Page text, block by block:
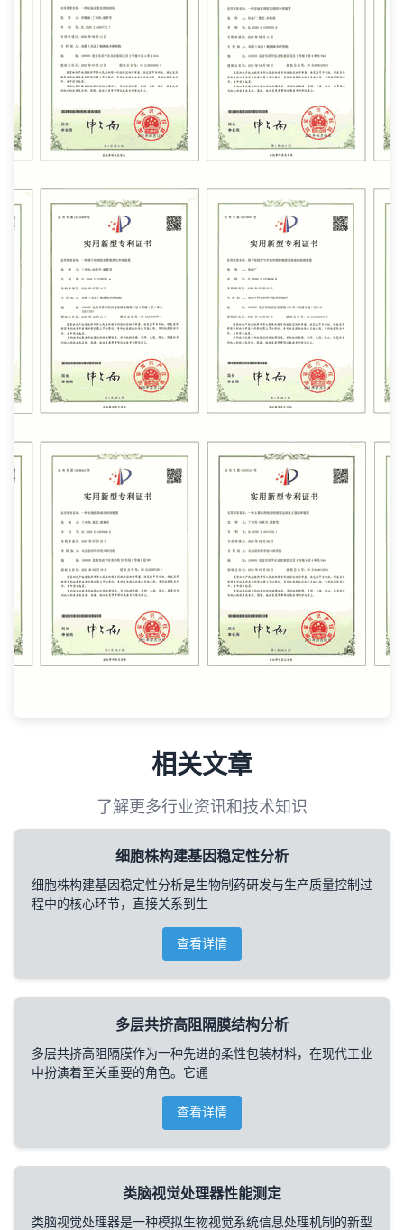
相关文章
了解更多行业资讯和技术知识
细胞株构建基因稳定性分析
细胞株构建基因稳定性分析是生物制药研发与生产质量控制过
程中的核心环节，直接关系到生
查看详情
多层共挤高阻隔膜结构分析
多层共挤高阻隔膜作为一种先进的柔性包装材料，在现代工业
中扮演着至关重要的角色。它通
查看详情
类脑视觉处理器性能测定
类脑视觉处理器是一种模拟生物视觉系统信息处理机制的新型